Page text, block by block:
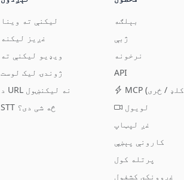
ليکنې ته وينا
غږيز ليکنه
ويډيو ليکنې ته
ژوندۍ ليک لوست
د URL نه ليکنښول
STT څه شی دی؟
بېلګه
ژبې
نرخونه
API
لويول
غږ لپټاپ
کارونې پېښې
پرتله کول
غږوونکي کشفول